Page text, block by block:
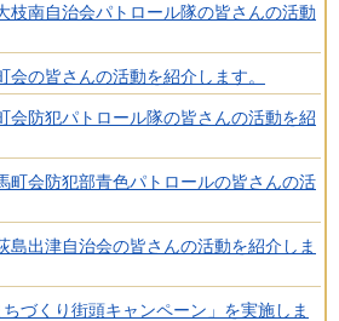
枝南自治会パトロール隊の皆さんの活動
会の皆さんの活動を紹介します。
会防犯パトロール隊の皆さんの活動を紹
町会防犯部青色パトロールの皆さんの活
島出津自治会の皆さんの活動を紹介しま
ちづくり街頭キャンペーン」を実施しま